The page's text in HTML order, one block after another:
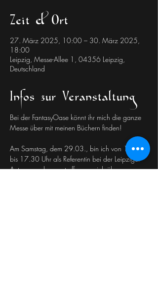
Zeit & Ort
27. März 2025, 10:00 – 30. März 2025,
18:00
Leipzig, Messe-Allee 1, 04356 Leipzig,
Deutschland
Infos zur Veranstaltung
Bei der FantasyOase könnt ihr mich die ganze
Messe über mit meinen Büchern finden!
Am Samstag, dem 29.03., bin ich von 16.00
bis 17.30 Uhr als Referentin bei der Leipziger
Autorenrunde anzutreffen, wo ich über